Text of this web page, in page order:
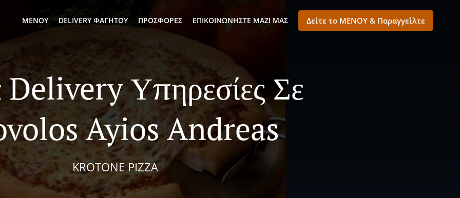
ΜΕΝΟΎ DELIVERY ΦΑΓΗΤΟΎ ΠΡΟΣΦΟΡΈΣ ΕΠΙΚΟΙΝΩΝΉΣΤΕ ΜΑΖΊ ΜΑΣ Δείτε το ΜΕΝΟΥ & Παραγγείλτε
Delivery Υπηρεσίες Σε
Ayios Andreas
KROTONE PIZZA